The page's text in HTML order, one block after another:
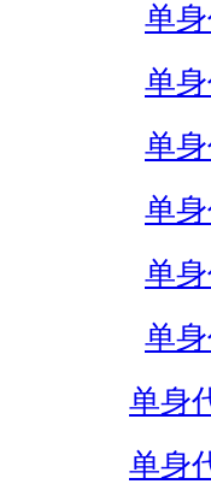
单
单
单
单
单
单
单身
单身